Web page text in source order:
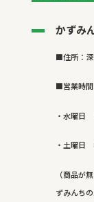
かずみ
■住所：深
■営業時間
・水曜日
・土曜日
（商品が
ずみんち